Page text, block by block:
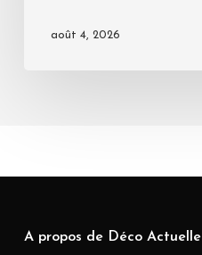
août 4, 2026
A propos de Déco Actuelle